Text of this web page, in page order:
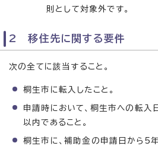
則として対象外です。
2 移住先に関する要件
次の全てに該当すること。
桐生市に転入したこと。
申請時において、桐生市への転入
以内であること。
桐生市に、補助金の申請日から5